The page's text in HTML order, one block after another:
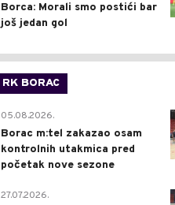
Borca: Morali smo postići bar
još jedan gol
RK BORAC
05.08.2026.
Borac m:tel zakazao osam
kontrolnih utakmica pred
početak nove sezone
27.07.2026.